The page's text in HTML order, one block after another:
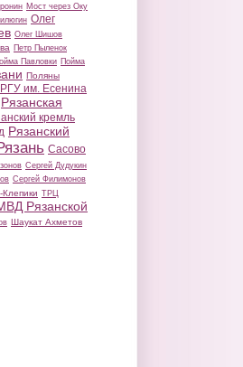
Мост через Оку
Олег
Олег Шишов
Петр Пыленок
Павловки Пойма
Поляны
РГУ им. Есенина
Рязанская
кремль
Рязанский
Сасово
Сергей Дудукин
Сергей Филимонов
Клепики ТРЦ
Рязанской
Шаукат Ахметов